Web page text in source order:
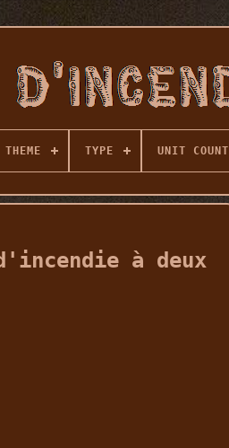
THEME TYPE UNIT COUNT
à deux